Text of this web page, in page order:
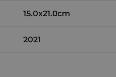
15.0x21.0cm
2021